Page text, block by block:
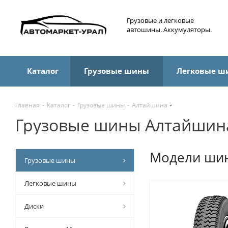
Грузовые и легковые
автошины. Аккумуляторы.
Каталог Грузовые шины Легковые
Главная - Каталог - Грузовые шины - Алтайшина
Грузовые шины
Модели
Грузовые шины
Легковые шины
Диски